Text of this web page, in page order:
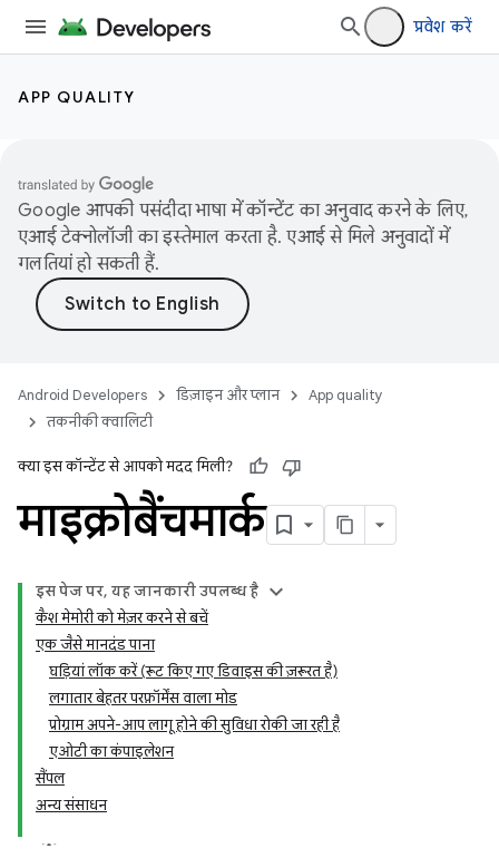
प्रवेश करें
APP QUALITY
Google आपकी पसंदीदा भाषा में कॉन्टेंट का अनुवाद करने के लिए,
एआई टेक्नोलॉजी का इस्तेमाल करता है. एआई से मिले अनुवादों में
गलतियां हो सकती हैं.
Android Developers डिज़ाइन और प्लान
App quality
तकनीकी क्वालिटी
क्या इस कॉन्टेंट से आपको मदद मिली?
माइक्रोबैंचमार्क
इस पेज पर, यह जानकारी उपलब्ध है
कैश मेमोरी को मेज़र करने से बचें
एक जैसे मानदंड पाना
घड़ियां लॉक करें (रूट किए गए डिवाइस की ज़रूरत है)
लगातार बेहतर परफ़ॉर्मेंस वाला मोड
प्रोग्राम अपने-आप लागू होने की सुविधा रोकी जा रही है
एओटी का कंपाइलेशन
सैंपल
अन्य संसाधन